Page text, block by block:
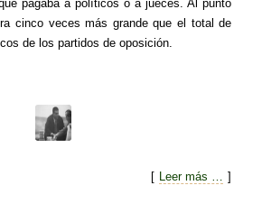
pagaba a políticos o a jueces. Al punto
cinco veces más grande que el total de
de los partidos de oposición.
[ Leer más … ]